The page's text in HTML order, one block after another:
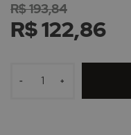
imagens
R$ 122,86
R$ 193,84
- +